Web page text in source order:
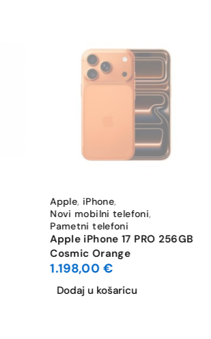
Apple, iPhone,
Novi mobilni telefoni,
Pametni telefoni
Apple iPhone 17 PRO 256GB
Cosmic Orange
1.198,00 €
Dodaj u košaricu